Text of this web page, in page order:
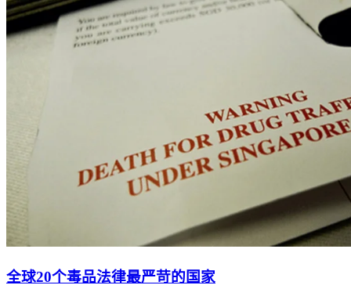
全球20个毒品法律最严苛的国家